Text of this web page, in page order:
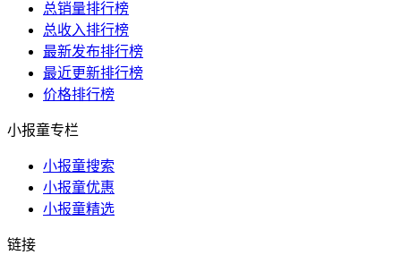
总销量排行榜
总收入排行榜
最新发布排行榜
最近更新排行榜
价格排行榜
小报童专栏
小报童搜索
小报童优惠
小报童精选
链接